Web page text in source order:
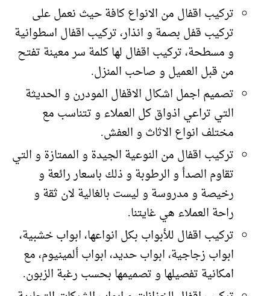
تركيب اقفال من الانواع كافة حيث نعمل على
تركيب قفل بصمة و انذار، تركيب اقفال اسطوانية
و مسطحة، تركيب اقفال لها كلمة سر معينة تفتح
من قبل العميل و صاحب المنزل.
تصميم اجمل اشكال الاقفال المودرن و الحديثة
التي تراعي اذواق كل العملاء و تتناسب مع
مختلف انواع الاثاث و العفش.
تركيب اقفال من النوعية الجيدة و الممتازة و التي
تقاوم الصدأ و الرطوبة و ذلك باسعار رائعة و
رخيصة و مدروسة و ليست بالغالية لان ثقة و
راحة العملاء هي غايتنا.
تركيب اقفال للأبواب بكل انواعها، ابواب خشبية،
ابواب زجاجية، ابواب حديد، ابواب ألمينيوم، مع
امكانية تفصيلها و تصميمها بحسب رغبة الزبون.